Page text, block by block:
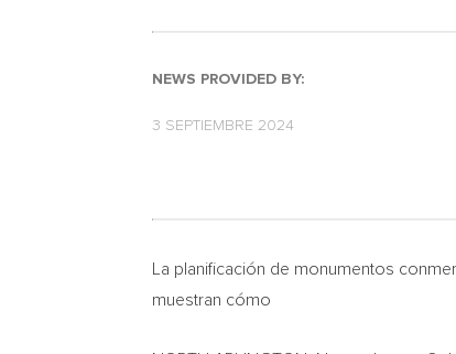
NEWS PROVIDED BY:
3 SEPTIEMBRE 2024
La planificación de monumentos
muestran cómo